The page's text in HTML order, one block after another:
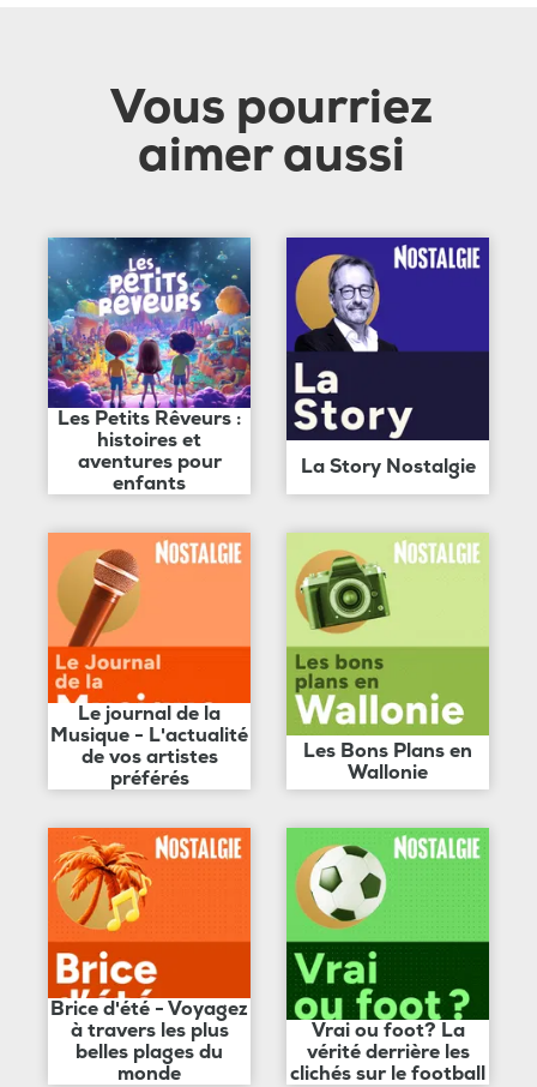
Vous pourriez
aimer aussi
Les Petits Rêveurs :
histoires et
aventures pour
enfants
La Story Nostalgie
Le journal de la
Musique - L'actualité
de vos artistes
préférés
Les Bons Plans en
Wallonie
Brice d'été - Voyagez
à travers les plus
belles plages du
monde
Vrai ou foot? La
vérité derrière les
clichés sur le football